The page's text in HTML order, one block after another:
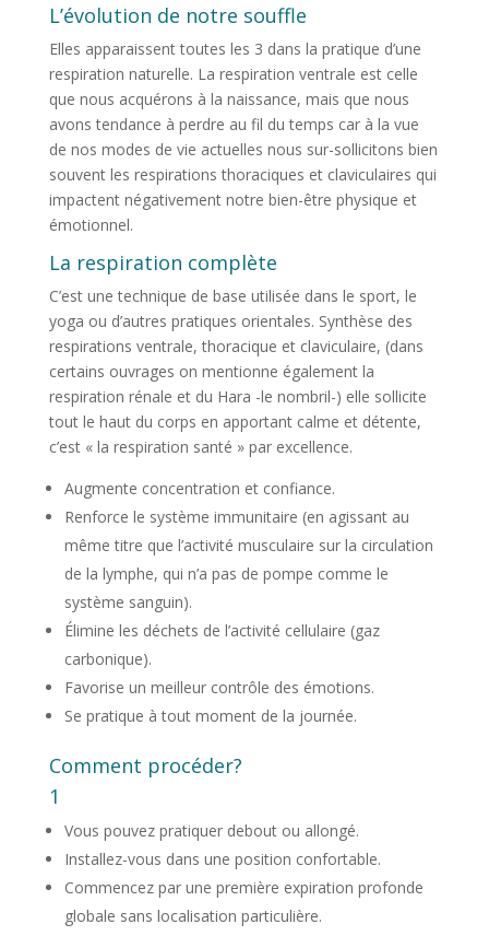
L’évolution de notre souffle
Elles apparaissent toutes les 3 dans la pratique d’une
respiration naturelle. La respiration ventrale est celle
que nous acquérons à la naissance, mais que nous
avons tendance à perdre au fil du temps car à la vue
de nos modes de vie actuelles nous sur-sollicitons bien
souvent les respirations thoraciques et claviculaires qui
impactent négativement notre bien-être physique et
émotionnel.
La respiration complète
C’est une technique de base utilisée dans le sport, le
yoga ou d’autres pratiques orientales. Synthèse des
respirations ventrale, thoracique et claviculaire, (dans
certains ouvrages on mentionne également la
respiration rénale et du Hara -le nombril-) elle sollicite
tout le haut du corps en apportant calme et détente,
c’est « la respiration santé » par excellence.
Augmente concentration et confiance.
Renforce le système immunitaire (en agissant au
même titre que l’activité musculaire sur la circulation
de la lymphe, qui n’a pas de pompe comme le
système sanguin).
Élimine les déchets de l’activité cellulaire (gaz
carbonique).
Favorise un meilleur contrôle des émotions.
Se pratique à tout moment de la journée.
Comment procéder?
1
Vous pouvez pratiquer debout ou allongé.
Installez-vous dans une position confortable.
Commencez par une première expiration profonde
globale sans localisation particulière.